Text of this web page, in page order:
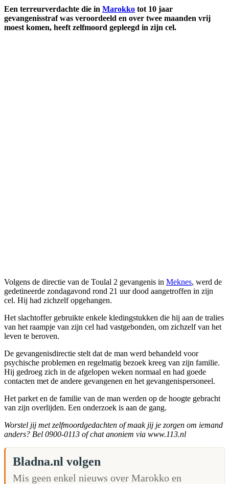
Een terreurverdachte die in Marokko tot 10 jaar
gevangenisstraf was veroordeeld en over twee maanden vrij
moest komen, heeft zelfmoord gepleegd in zijn cel.
Volgens de directie van de Toulal 2 gevangenis in Meknes, werd de
gedetineerde zondagavond rond 21 uur dood aangetroffen in zijn
cel. Hij had zichzelf opgehangen.
Het slachtoffer gebruikte enkele kledingstukken die hij aan de tralies
van het raampje van zijn cel had vastgebonden, om zichzelf van het
leven te beroven.
De gevangenisdirectie stelt dat de man werd behandeld voor
psychische problemen en regelmatig bezoek kreeg van zijn familie.
Hij gedroeg zich in de afgelopen weken normaal en had goede
contacten met de andere gevangenen en het gevangenispersoneel.
Het parket en de familie van de man werden op de hoogte gebracht
van zijn overlijden. Een onderzoek is aan de gang.
Worstel jij met zelfmoordgedachten of maak jij je zorgen om iemand
anders? Bel 0900-0113 of chat anoniem via www.113.nl
Bladna.nl volgen
Mis geen enkel nieuws over Marokko en